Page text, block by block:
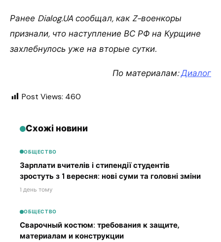
Ранее Dialog.UA сообщал, как Z-военкоры
признали, что наступление ВС РФ на Курщине
захлебнулось уже на вторые сутки.
По материалам:Диалог
Post Views: 460
Схожі новини
ОБЩЕСТВО
Зарплати вчителів і стипендії студентів
зростуть з 1 вересня: нові суми та головні зміни
1 день тому
ОБЩЕСТВО
Сварочный костюм: требования к защите,
материалам и конструкции